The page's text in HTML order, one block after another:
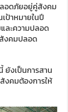
อดภัยอยู่คู่สังคม
ป้าหมายในปี
ละความปลอด
งคมปลอด
ยังเป็นการสาน
งคมต้องการให้